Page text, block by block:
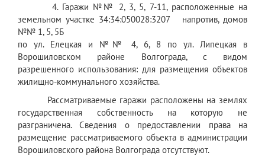
4. Гаражи №№ 2, 3, 5, 7-11, расположенные на
земельном участке 34:34:050028:3207 напротив, домов
№№ 1, 5, 5Б
по ул. Елецкая и №№ 4, 6, 8 по ул. Липецкая в
Ворошиловском районе Волгограда, с видом
разрешенного использования: для размещения объектов
жилищно-коммунального хозяйства.
Рассматриваемые гаражи расположены на землях
государственная собственность на которую не
разграничена. Сведения о предоставлении права на
размещение рассматриваемого объекта в администрации
Ворошиловского района Волгограда отсутствуют.